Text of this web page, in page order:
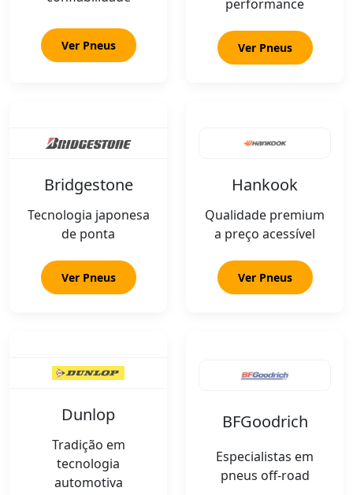
Ver Pneus
performance
Ver Pneus
Bridgestone
Tecnologia japonesa
de ponta
Ver Pneus
Hankook
Qualidade premium
a preço acessível
Ver Pneus
Dunlop
Tradição em
tecnologia
automotiva
BFGoodrich
Especialistas em
pneus off-road